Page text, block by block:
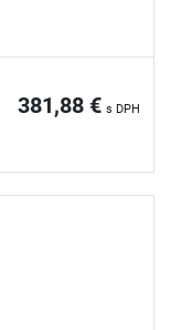
381,88 € s DPH